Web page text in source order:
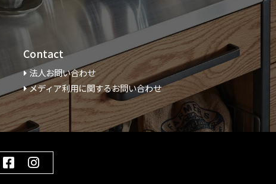
Contact
法人お問い合わせ
メディア利用に関するお問い合わせ